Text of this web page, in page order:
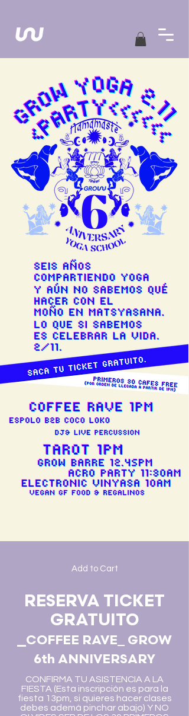
Add to Cart
RESERVA TICKET
GRATUITO
COFFEE RAVE_ GROW
6th ANNIVERSARY
CONFIRMA TU ASISTENCIA A LA
FIESTA (Esta inscripción es para la
fiesta 13pm, si quieres hacer clases
debes ademá pinchar abajo) Y NO